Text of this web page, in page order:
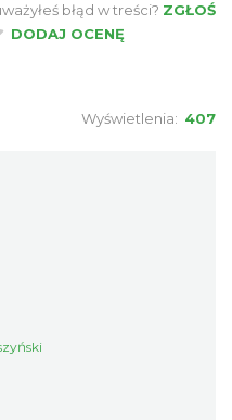
błąd w treści? ZGŁOŚ
DODAJ OCENĘ
Wyświetlenia: 407